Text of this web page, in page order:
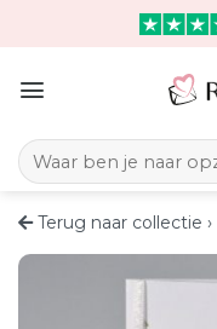
Zoeken naar:
Terug naar collectie ›